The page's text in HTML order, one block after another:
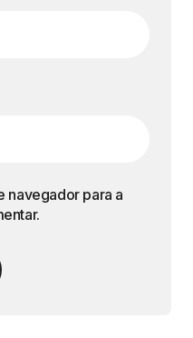
navegador para a